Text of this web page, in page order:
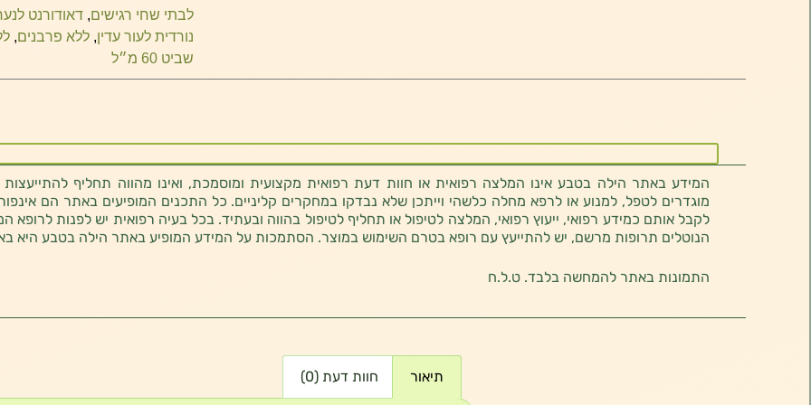
לבתי שחי רגישים, דאודורנט
נורדית לעור עדין, ללא פרבנים,
שביט 60 מ״ל
המידע באתר הילה בטבע אינו המלצה רפואית או חוות דעת רפואית מקצועית ומוסמכת, ואינו מהווה תחליף
מוגדרים לטפל, למנוע או לרפא מחלה כלשהי וייתכן שלא נבדקו במחקרים קליניים. כל התכנים המופיעים באתר הם
לקבל אותם כמידע רפואי, ייעוץ רפואי, המלצה לטיפול או תחליף לטיפול בהווה ובעתיד. בכל בעיה רפואית יש לפנות לרופא
הנוטלים תרופות מרשם, יש להתייעץ עם רופא בטרם השימוש במוצר. הסתמכות על המידע המופיע באתר הילה בטבע היא
התמונות באתר להמחשה בלבד. ט.ל.ח
תיאור חוות דעת (0)